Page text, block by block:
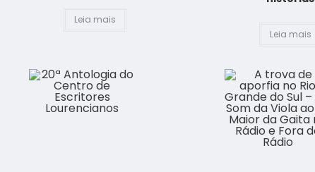
Leia mais
Leia mais